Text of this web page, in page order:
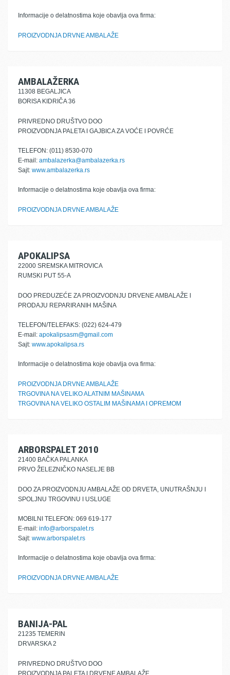
Informacije o delatnostima koje obavlja ova firma:
PROIZVODNJA DRVNE AMBALAŽE
AMBALAŽERKA
11308 BEGALJICA
BORISA KIDRIČA 36
PRIVREDNO DRUŠTVO DOO
PROIZVODNJA PALETA I GAJBICA ZA VOĆE I POVRĆE
TELEFON: (011) 8530-070
E-mail: ambalazerka@ambalazerka.rs
Sajt: www.ambalazerka.rs
Informacije o delatnostima koje obavlja ova firma:
PROIZVODNJA DRVNE AMBALAŽE
APOKALIPSA
22000 SREMSKA MITROVICA
RUMSKI PUT 55-A
DOO PREDUZEĆE ZA PROIZVODNJU DRVENE AMBALAŽE I
PRODAJU REPARIRANIH MAŠINA
TELEFON/TELEFAKS: (022) 624-479
E-mail: apokalipsasm@gmail.com
Sajt: www.apokalipsa.rs
Informacije o delatnostima koje obavlja ova firma:
PROIZVODNJA DRVNE AMBALAŽE
TRGOVINA NA VELIKO ALATNIM MAŠINAMA
TRGOVINA NA VELIKO OSTALIM MAŠINAMA I OPREMOM
ARBORSPALET 2010
21400 BAČKA PALANKA
PRVO ŽELEZNIČKO NASELJE BB
DOO ZA PROIZVODNJU AMBALAŽE OD DRVETA, UNUTRAŠNJU I
SPOLJNU TRGOVINU I USLUGE
MOBILNI TELEFON: 069 619-177
E-mail: info@arborspalet.rs
Sajt: www.arborspalet.rs
Informacije o delatnostima koje obavlja ova firma:
PROIZVODNJA DRVNE AMBALAŽE
BANIJA-PAL
21235 TEMERIN
DRVARSKA 2
PRIVREDNO DRUŠTVO DOO
PROIZVODNJA PALETA I DRVENE AMBALAŽE